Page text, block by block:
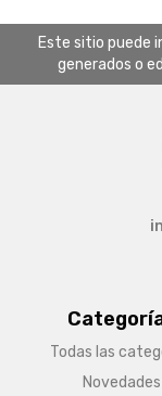
Este sitio puede
generados o
Todas las
Novedades